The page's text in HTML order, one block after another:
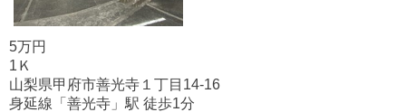
5万円
1Ｋ
山梨県甲府市善光寺１丁目14-16
身延線「善光寺」駅 徒歩1分